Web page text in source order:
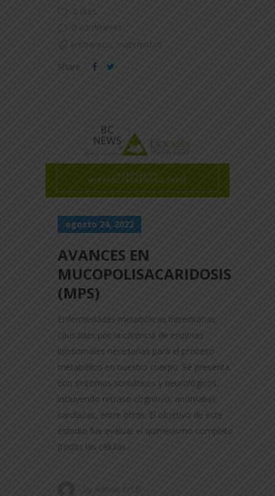
2 likes
0 comments
embarazo,
maternidad
Share
agosto 24, 2022
AVANCES EN
MUCOPOLISACARIDOSIS
(MPS)
Enfermedades metabólicas hereditarias
causadas por la carencia de enzimas
lisosomales necesarias para el proceso
metabólico en nuestro cuerpo. Se presenta
con síntomas somáticos y neurológicos,
incluyendo retraso cognitivo, anomalías
cardíacas, entre otros. El objetivo de este
estudio fue evaluar el quimerismo completo
(todas las células...
by Admin WEB